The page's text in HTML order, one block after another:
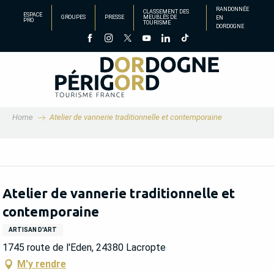
principal
ESPACE
PRO
GROUPES PRESSE
CLASSEMENT DES
MEUBLÉS DE
TOURISME
RANDONNÉE
EN
DORDOGNE
Home Atelier de vannerie traditionnelle et contemporaine
Atelier de vannerie traditionnelle et
contemporaine
ARTISAN D'ART
1745 route de l'Eden, 24380 Lacropte
M'y rendre